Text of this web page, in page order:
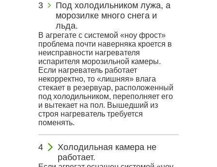
Под холодильником лужа, а
морозилке много снега и
льда.
В агрегате с системой «ноу фрост»
проблема почти наверняка кроется в
неисправности нагревателя
испарителя морозильной камеры.
Если нагреватель работает
некорректно, то «лишняя» влага
стекает в резервуар, расположенный
под холодильником, переполняет его
и вытекает на пол. Вышедший из
строя нагреватель требуется
поменять.
Холодильная камера не
работает.